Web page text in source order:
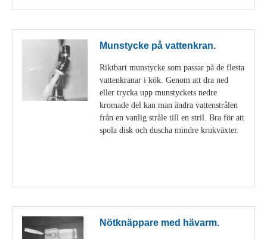
Munstycke på vattenkran.
Riktbart munstycke som passar på de flesta
vattenkranar i kök. Genom att dra ned
eller trycka upp munstyckets nedre
kromade del kan man ändra vattenstrålen
från en vanlig stråle till en stril. Bra för att
spola disk och duscha mindre krukväxter.
Nötknäppare med hävarm.